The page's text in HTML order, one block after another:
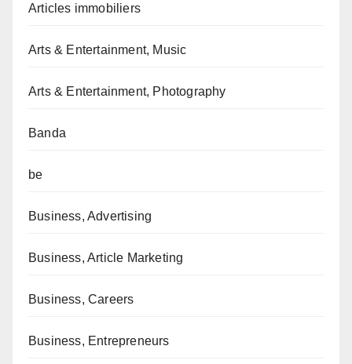
Articles immobiliers
Arts & Entertainment, Music
Arts & Entertainment, Photography
Banda
be
Business, Advertising
Business, Article Marketing
Business, Careers
Business, Entrepreneurs